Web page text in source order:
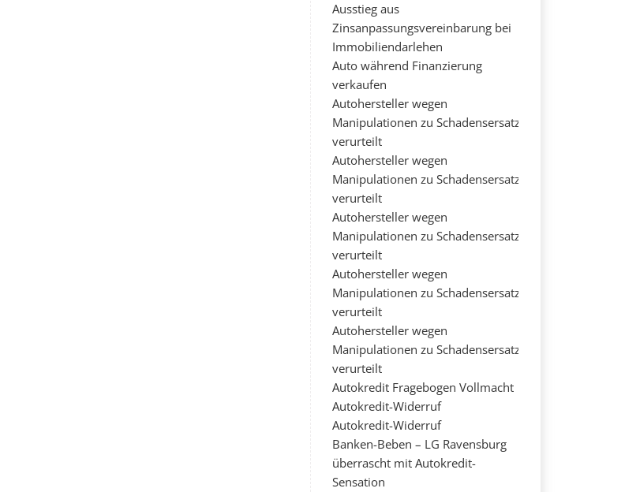
Ausstieg aus
Zinsanpassungsvereinbarung bei
Immobiliendarlehen
Auto während Finanzierung
verkaufen
Autohersteller wegen
Manipulationen zu Schadensersatz
verurteilt
Autohersteller wegen
Manipulationen zu Schadensersatz
verurteilt
Autohersteller wegen
Manipulationen zu Schadensersatz
verurteilt
Autohersteller wegen
Manipulationen zu Schadensersatz
verurteilt
Autohersteller wegen
Manipulationen zu Schadensersatz
verurteilt
Autokredit Fragebogen Vollmacht
Autokredit-Widerruf
Autokredit-Widerruf
Banken-Beben – LG Ravensburg
überrascht mit Autokredit-
Sensation